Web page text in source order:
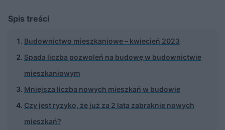
Spis treści
Budownictwo mieszkaniowe – kwiecień 2023
Spada liczba pozwoleń na budowę w budownictwie
mieszkaniowym
Mniejsza liczba nowych mieszkań w budowie
Czy jest ryzyko, że już za 2 lata zabraknie nowych
mieszkań?